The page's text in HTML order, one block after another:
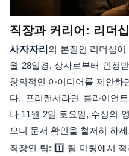
직장과 커리어: 리더
사자자리 의 본질인 리더십
월 28일경, 상사로부터 인정
창의적인 아이디어를 제안하
다. 프리랜서라면 클라이언
나 11월 2일 토요일, 수성의
으니 문서 확인을 철저히 하세
직장인 팁: 1️⃣ 팀 미팅에서